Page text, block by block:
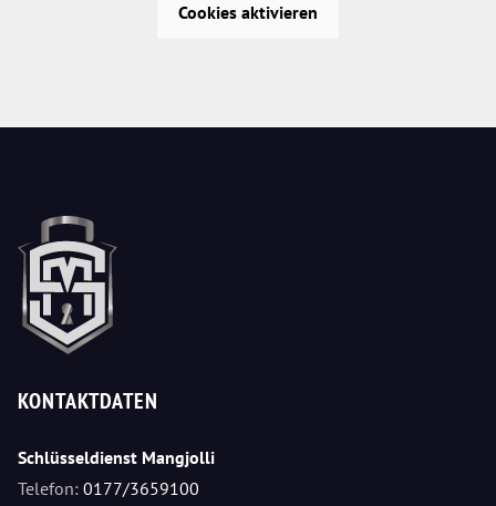
Cookies aktivieren
KONTAKTDATEN
Schlüsseldienst Mangjolli
Telefon: 0177/3659100